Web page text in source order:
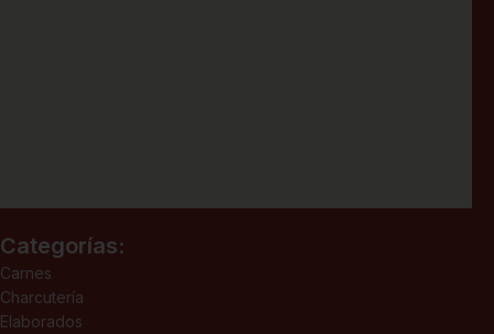
Categorías:
Carnes
Charcutería
Elaborados